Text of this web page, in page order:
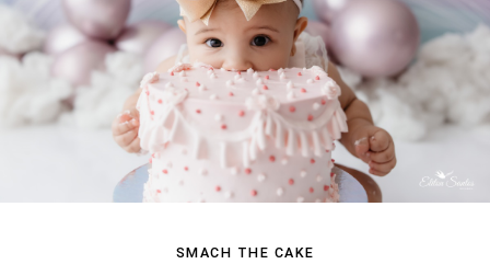
SMACH THE CAKE